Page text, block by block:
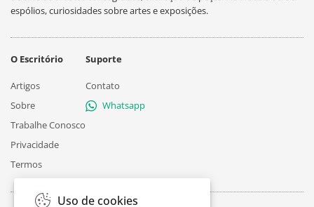
espólios, curiosidades sobre artes e exposições.
O Escritório
Artigos
Sobre
Trabalhe Conosco
Privacidade
Termos
Suporte
Contato
Whatsapp
Uso de cookies